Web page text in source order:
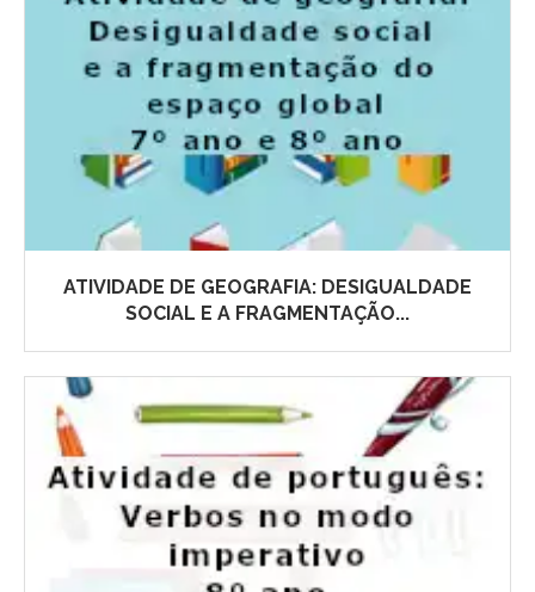
ATIVIDADE DE GEOGRAFIA: DESIGUALDADE
SOCIAL E A FRAGMENTAÇÃO...